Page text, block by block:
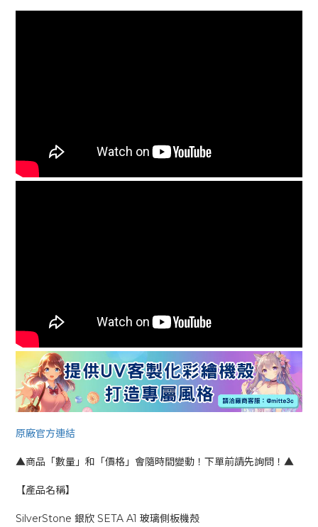
原廠官方連結
▲商品「數量」和「價格」會隨時間變動！下單前請先詢問！▲
【產品名稱】
SilverStone 銀欣 SETA A1 玻璃側板機殼